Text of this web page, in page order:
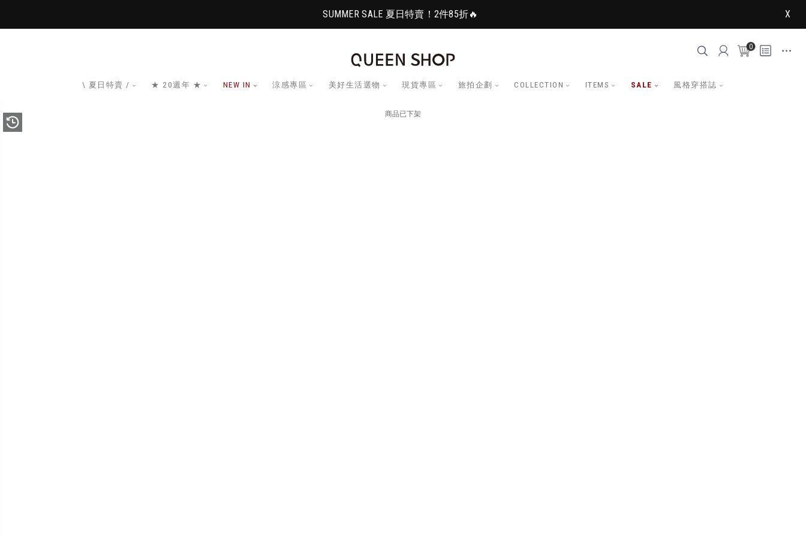
SUMMER SALE 夏日特賣！2件85折🔥 X
0
\ 夏日特賣 / ★ 20週年 ★ NEW IN 涼感專區 美好生活選物 現貨專區 旅拍企劃 COLLECTION ITEMS SALE 風格穿搭誌
商品已下架